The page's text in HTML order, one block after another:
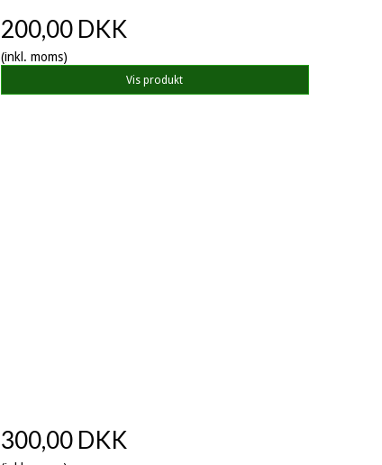
200,00 DKK
(inkl. moms)
Vis produkt
300,00 DKK